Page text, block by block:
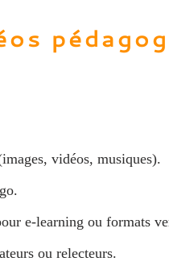
vidéos, musiques).
e‑learning ou formats
ou relecteurs.